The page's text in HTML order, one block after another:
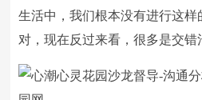
生活中，我们根本没有进行这
对，现在反过来看，很多是交错